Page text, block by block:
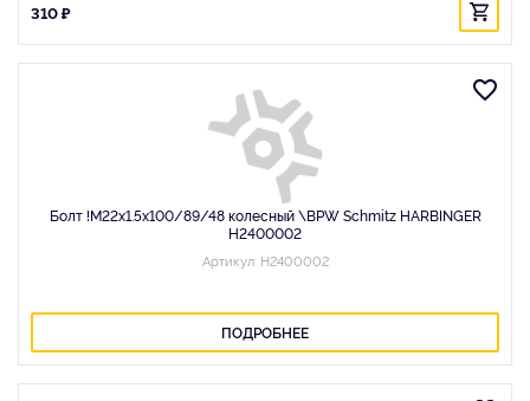
310 ₽
Болт !M22x1.5x100/89/48 колесный \BPW Schmitz HARBINGER
H2400002
Артикул: H2400002
ПОДРОБНЕЕ